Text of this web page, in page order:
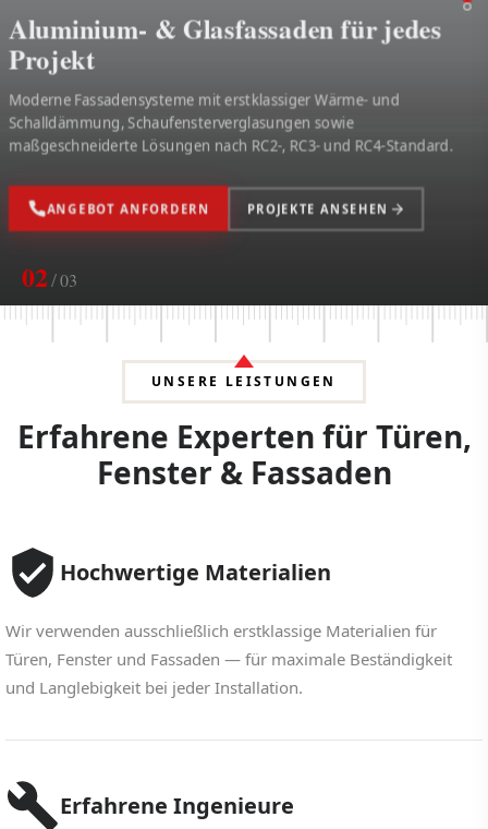
Vom Aufmaß bis zur Montage — alles
aus einer Hand
Austausch veralteter Systeme, Beschlagwechsel, Reparaturen und
regelmäßige Wartung — das GUSTI-Team ist immer für Sie da.
02/03
UNSERE LEISTUNGEN
Erfahrene Experten für Türen,
Fenster & Fassaden
Hochwertige Materialien
Wir verwenden ausschließlich erstklassige Materialien für
Türen, Fenster und Fassaden — für maximale Beständigkeit
und Langlebigkeit bei jeder Installation.
Erfahrene Ingenieure